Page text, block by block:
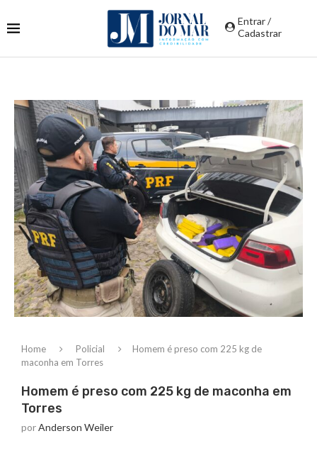
Entrar /
Cadastrar
Home Policial
Homem é preso com 225 kg de
maconha em Torres
Homem é preso com 225 kg de maconha em
Torres
porAnderson Weiler